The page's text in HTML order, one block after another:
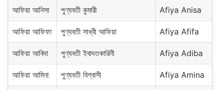
আফিয়া আনিসা পুণ্যবতী কুমারী Afiya Anisa
আফিয়া আফিফা পুণ্যবতী সাধ্বী আফিয়া Afiya Afifa
আফিয়া আবিদা পুণ্যবতী ইবাদতকারিনী Afiya Adiba
আফিয়া আমিনা পুণ্যবতী বিশ্বাসী Afiya Amina